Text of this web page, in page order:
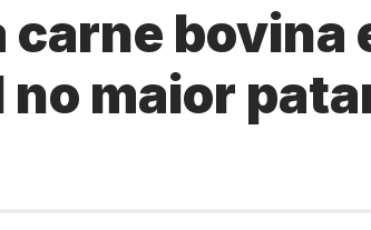
carne bovina
no maior